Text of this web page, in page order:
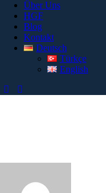
Über Uns
HGF
Blog
Kontakt
Deutsch
Türkçe
English